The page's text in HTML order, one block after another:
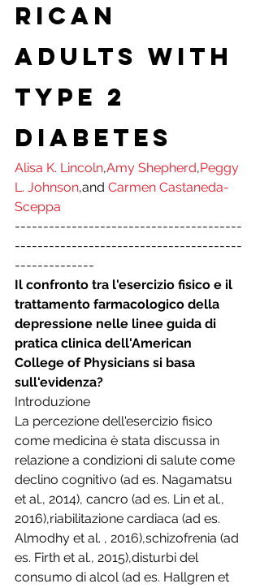
Rican
Adults With
Type 2
Diabetes
Alisa K. Lincoln,Amy Shepherd,Peggy
L. Johnson,and Carmen Castaneda-
Sceppa
----------------------------------------
----------------------------------------
--------------
Il confronto tra l'esercizio fisico e il
trattamento farmacologico della
depressione nelle linee guida di
pratica clinica dell'American
College of Physicians si basa
sull'evidenza?
Introduzione
La percezione dell'esercizio fisico
come medicina è stata discussa in
relazione a condizioni di salute come
declino cognitivo (ad es. Nagamatsu
et al., 2014), cancro (ad es. Lin et al.,
2016),riabilitazione cardiaca (ad es.
Almodhy et al. , 2016),schizofrenia (ad
es. Firth et al., 2015),disturbi del
consumo di alcol (ad es. Hallgren et